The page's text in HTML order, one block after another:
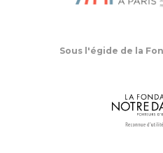
Sous l'égide de la